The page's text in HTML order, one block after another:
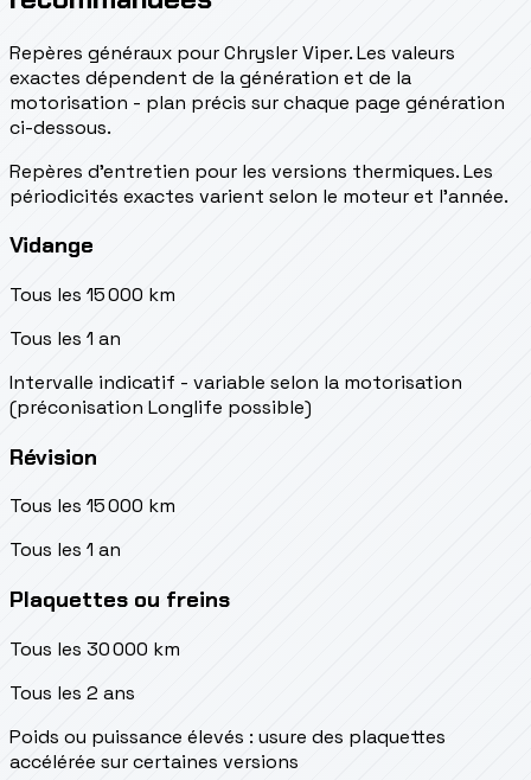
Repères généraux pour Chrysler Viper. Les valeurs
exactes dépendent de la génération et de la
motorisation - plan précis sur chaque page génération
ci-dessous.
Repères d’entretien pour les versions thermiques. Les
périodicités exactes varient selon le moteur et l’année.
Vidange
Tous les 15 000 km
Tous les 1 an
Intervalle indicatif - variable selon la motorisation
(préconisation Longlife possible)
Révision
Tous les 15 000 km
Tous les 1 an
Plaquettes ou freins
Tous les 30 000 km
Tous les 2 ans
Poids ou puissance élevés : usure des plaquettes
accélérée sur certaines versions